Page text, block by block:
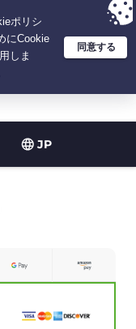
JP
2.23/月の 大特価